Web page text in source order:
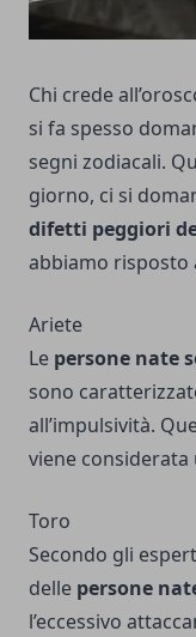
Chi crede
si fa spesso
segni zodiacali.
giorno, ci si
difetti peggiori
abbiamo risposto
Ariete
Le persone nate
sono
all’impulsività.
viene
Toro
Secondo gli
delle persone
l’eccessivo